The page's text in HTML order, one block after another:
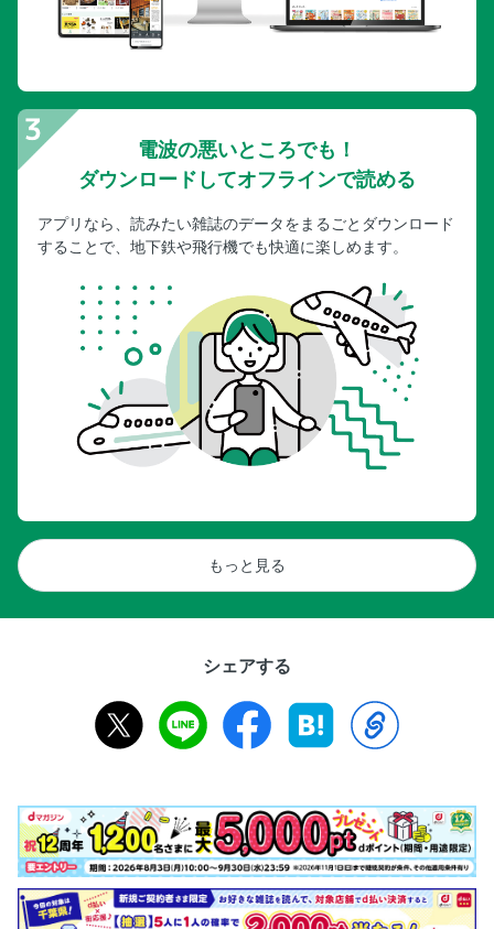
電波の悪いところでも！
ダウンロードしてオフラインで読める
アプリなら、読みたい雑誌のデータをまるごとダウンロード
することで、地下鉄や飛行機でも快適に楽しめます。
もっと見る
シェアする